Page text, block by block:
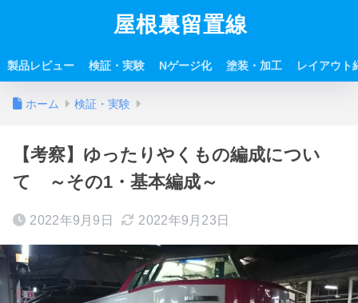
屋根裏留置線
製品レビュー 検証・実験 Nゲージ化 塗装・加工 レイアウト
ホーム 検証・実験
【考察】ゆったりやくもの編成につい
て ～その1・基本編成～
2022年9月9日 2022年9月23日